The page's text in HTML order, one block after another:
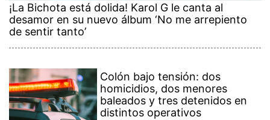
¡La Bichota está dolida! Karol G le canta al
desamor en su nuevo álbum ‘No me arrepiento
de sentir tanto’
Colón bajo tensión: dos
homicidios, dos menores
baleados y tres detenidos en
distintos operativos